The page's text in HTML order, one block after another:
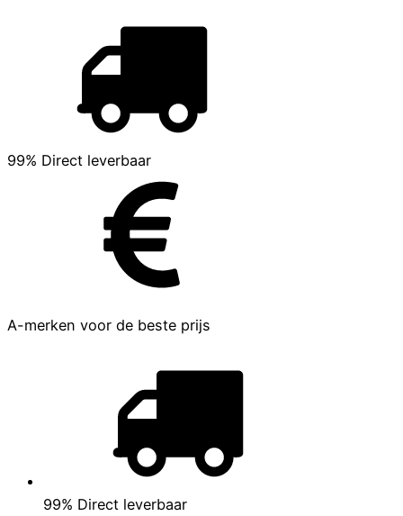
99% Direct leverbaar
A-merken voor de beste prijs
99% Direct leverbaar